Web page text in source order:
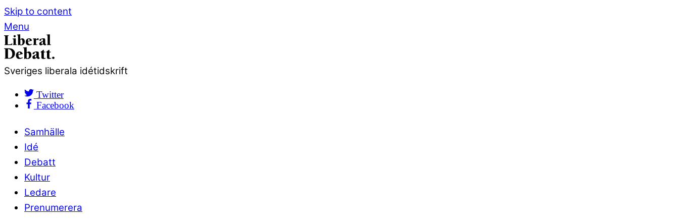
Skip to content
Menu
Sveriges liberala idétidskrift
Twitter
Facebook
Samhälle
Idé
Debatt
Kultur
Ledare
Prenumerera